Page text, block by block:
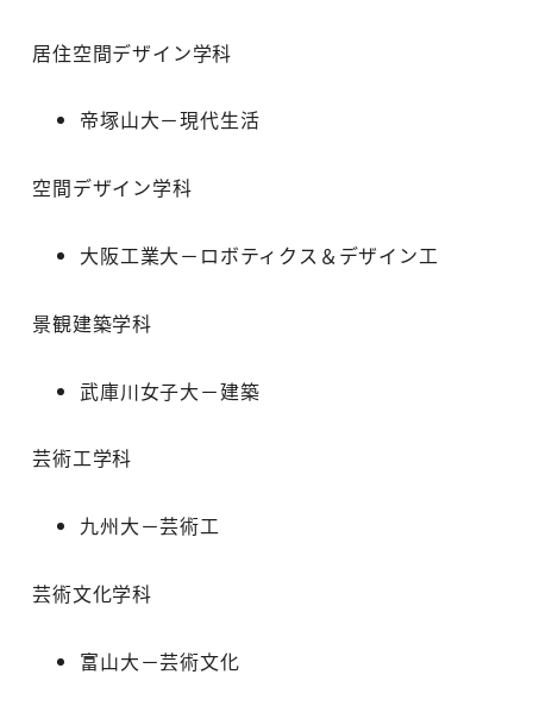
居住空間デザイン学科
帝塚山大－現代生活
空間デザイン学科
大阪工業大－ロボティクス＆デザイン工
景観建築学科
武庫川女子大－建築
芸術工学科
九州大－芸術工
芸術文化学科
富山大－芸術文化